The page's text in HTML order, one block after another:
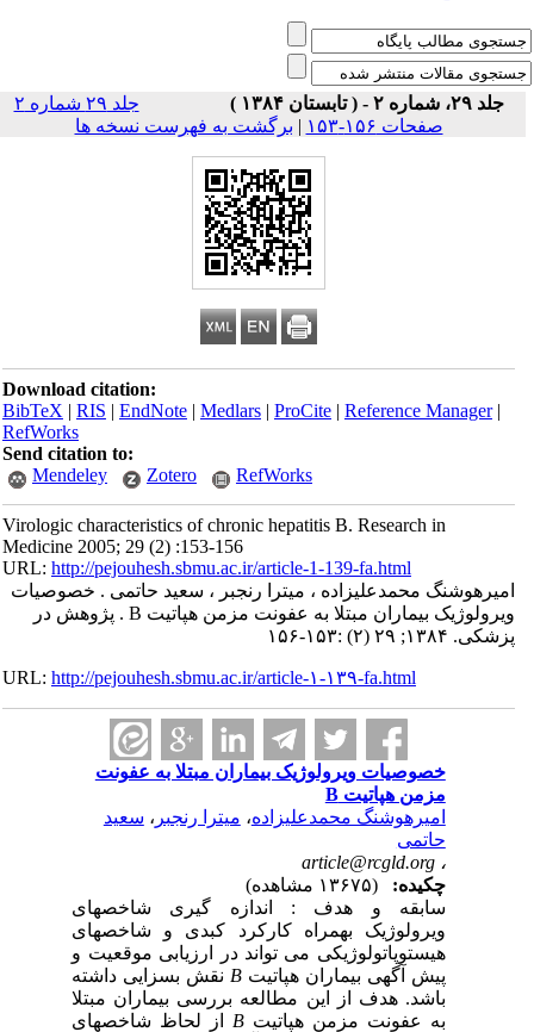
جلد ۲۹، شماره ۲ - ( تابستان ۱۳۸۴ )
جلد ۲۹ شماره ۲
صفحات ۱۵۶-۱۵۳
| برگشت به فهرست نسخه ها
Download citation:
BibTeX|RIS|EndNote|Medlars|ProCite|Reference Manager
RefWorks
Send citation to:
Mendeley
Zotero RefWorks
Virologic characteristics of chronic hepatitis B. Research in
Medicine 2005; 29 (2) :153-156
URL:http://pejouhesh.sbmu.ac.ir/article-1-139-fa.html
امیرهوشنگ محمدعلیزاده ، میترا رنجبر ، سعید حاتمی . خصوصیات
ویرولوژیک بیماران مبتلا به عفونت مزمن هپاتیت B . پژوهش در
پزشکی. ۱۳۸۴; ۲۹ (۲) :۱۵۳-۱۵۶
URL:http://pejouhesh.sbmu.ac.ir/article-۱-۱۳۹-fa.html
خصوصیات ویرولوژیک بیماران مبتلا به عفونت
مزمن هپاتیت B
امیرهوشنگ محمدعلیزاده،میترا رنجبر، سعید
حاتمی
article@rcgld.org
چکیده:
سابقه و هدف :
اندازه گیری شاخصهای
ویرولوژیک بهمراه کارکرد کبدی و شاخصهای
هیستوپاتولوژیکی می تواند در ارزیابی موقعیت و
پیش آگهی بیماران هپاتیتB نقش بسزایی داشته
باشد. هدف از این مطالعه بررسی بیماران مبتلا
به عفونت مزمن هپاتیتB از لحاظ شاخصهای